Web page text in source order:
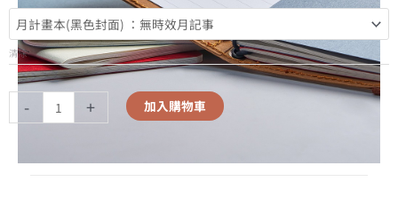
清除
- + 加入購物車